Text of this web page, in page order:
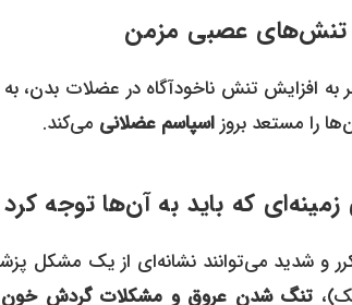
افزایش تنش ناخودآگاه در عضلات بدن،
را مستعد بروزاسپاسم عضلانی می‌کند.
و شدید می‌توانند نشانه‌ای از یک مشکل
تنگ شدن عروق و مشکلات گردش خون